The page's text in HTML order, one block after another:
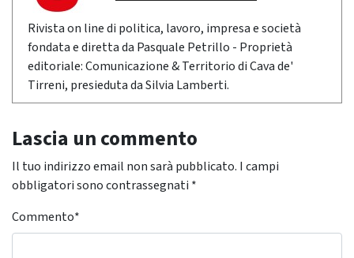
Rivista on line di politica, lavoro, impresa e società
fondata e diretta da Pasquale Petrillo - Proprietà
editoriale: Comunicazione & Territorio di Cava de'
Tirreni, presieduta da Silvia Lamberti.
Lascia un commento
Il tuo indirizzo email non sarà pubblicato. I campi
obbligatori sono contrassegnati *
Commento*